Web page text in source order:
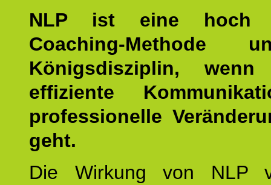
NLP ist eine hoch
Coaching-Methode
Königsdisziplin,
effiziente
professionelle
geht.
Die Wirkung von NLP